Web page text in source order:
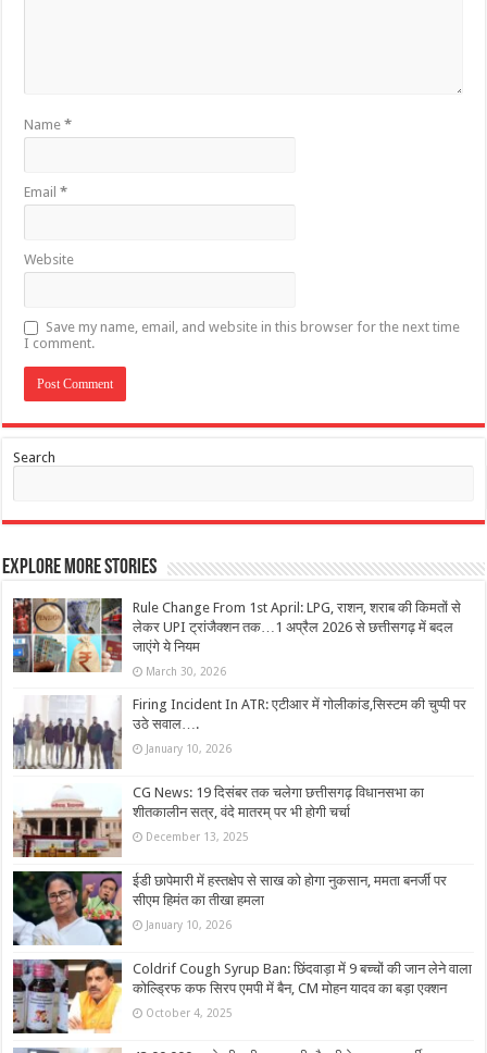
Name*
Email*
Website
Save my name, email, and website in this browser for the next time
I comment.
Search
Explore More Stories
Rule Change From 1st April: LPG, राशन, शराब की किमतों से
लेकर UPI ट्रांजैक्शन तक…1 अप्रैल 2026 से छत्तीसगढ़ में बदल
जाएंगे ये नियम
March 30, 2026
Firing Incident In ATR: एटीआर में गोलीकांड,सिस्टम की चुप्पी पर
उठे सवाल….
January 10, 2026
CG News: 19 दिसंबर तक चलेगा छत्तीसगढ़ विधानसभा का
शीतकालीन सत्र, वंदे मातरम् पर भी होगी चर्चा
December 13, 2025
ईडी छापेमारी में हस्तक्षेप से साख को होगा नुकसान, ममता बनर्जी पर
सीएम हिमंत का तीखा हमला
January 10, 2026
Coldrif Cough Syrup Ban: छिंदवाड़ा में 9 बच्चों की जान लेने वाला
कोल्ड्रिफ कफ सिरप एमपी में बैन, CM मोहन यादव का बड़ा एक्शन
October 4, 2025